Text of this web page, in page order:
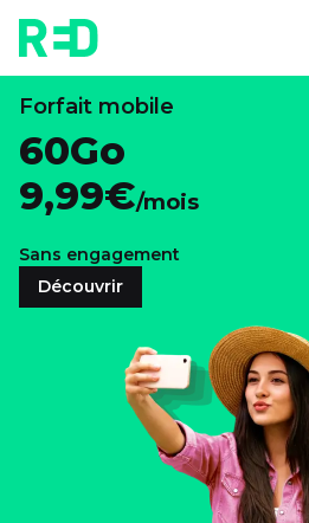
Forfait mobile
60Go
9,99€/mois
Sans engagement
Découvrir